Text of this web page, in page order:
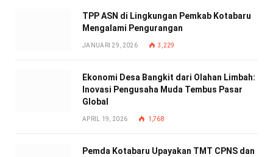
TPP ASN di Lingkungan Pemkab Kotabaru
Mengalami Pengurangan
JANUARI 29, 2026 3,229
Ekonomi Desa Bangkit dari Olahan Limbah:
Inovasi Pengusaha Muda Tembus Pasar
Global
APRIL 19, 2026 1,768
Pemda Kotabaru Upayakan TMT CPNS dan